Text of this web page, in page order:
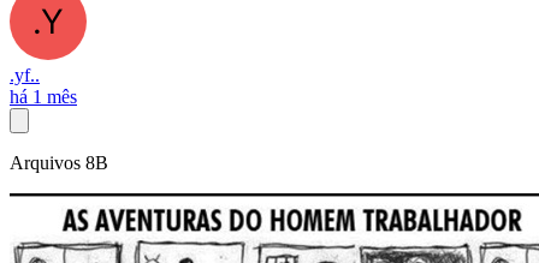
.yf..
há 1 mês
Arquivos 8B